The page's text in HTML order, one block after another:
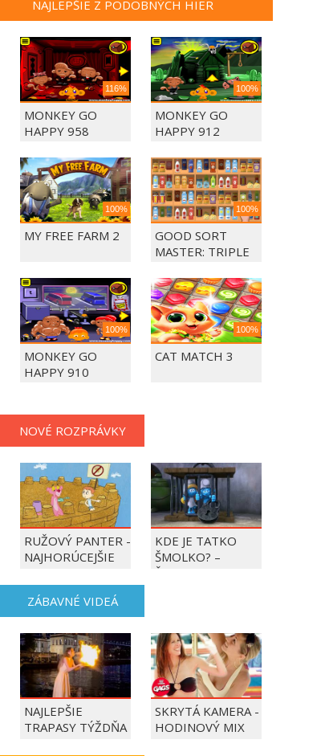
NAJLEPŠIE Z PODOBNÝCH HIER
116%
MONKEY GO
HAPPY 958
100%
MONKEY GO
HAPPY 912
100%
MY FREE FARM 2
100%
GOOD SORT
MASTER: TRIPLE
100%
MONKEY GO
HAPPY 910
100%
CAT MATCH 3
NOVÉ ROZPRÁVKY
RUŽOVÝ PANTER -
NAJHORÚCEJŠIE
KDE JE TATKO
ŠMOLKO? –
ŠMOLKOVIA
ZÁBAVNÉ VIDEÁ
NAJLEPŠIE
TRAPASY TÝŽDŇA
SKRYTÁ KAMERA -
HODINOVÝ MIX